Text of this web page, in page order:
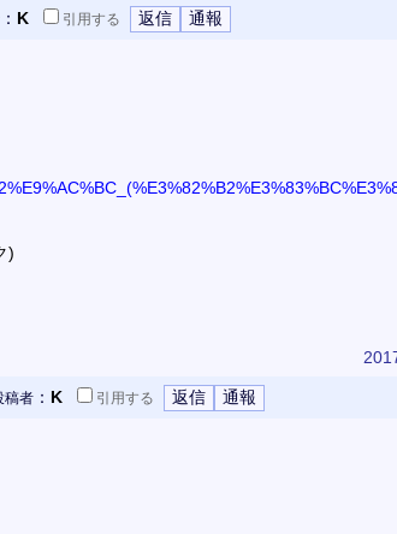
： K 引用する
)
稿者 ： K 引用する